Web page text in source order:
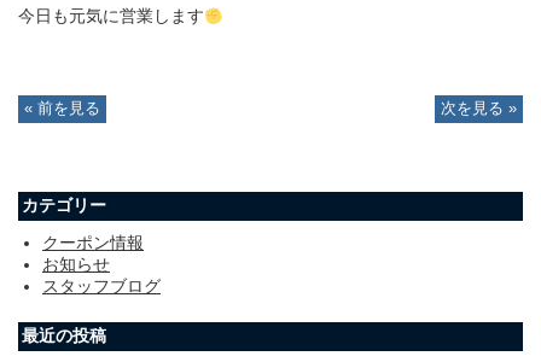
今日も元気に営業します
« 前を見る 次を見る »
カテゴリー
クーポン情報
お知らせ
スタッフブログ
最近の投稿